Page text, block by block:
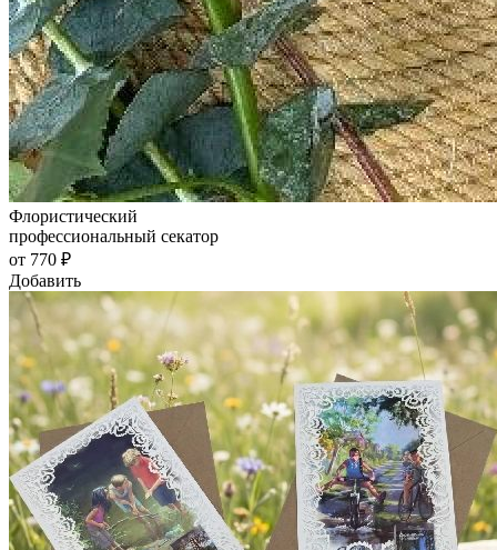
Флористический
профессиональный секатор
от 770 ₽
Добавить